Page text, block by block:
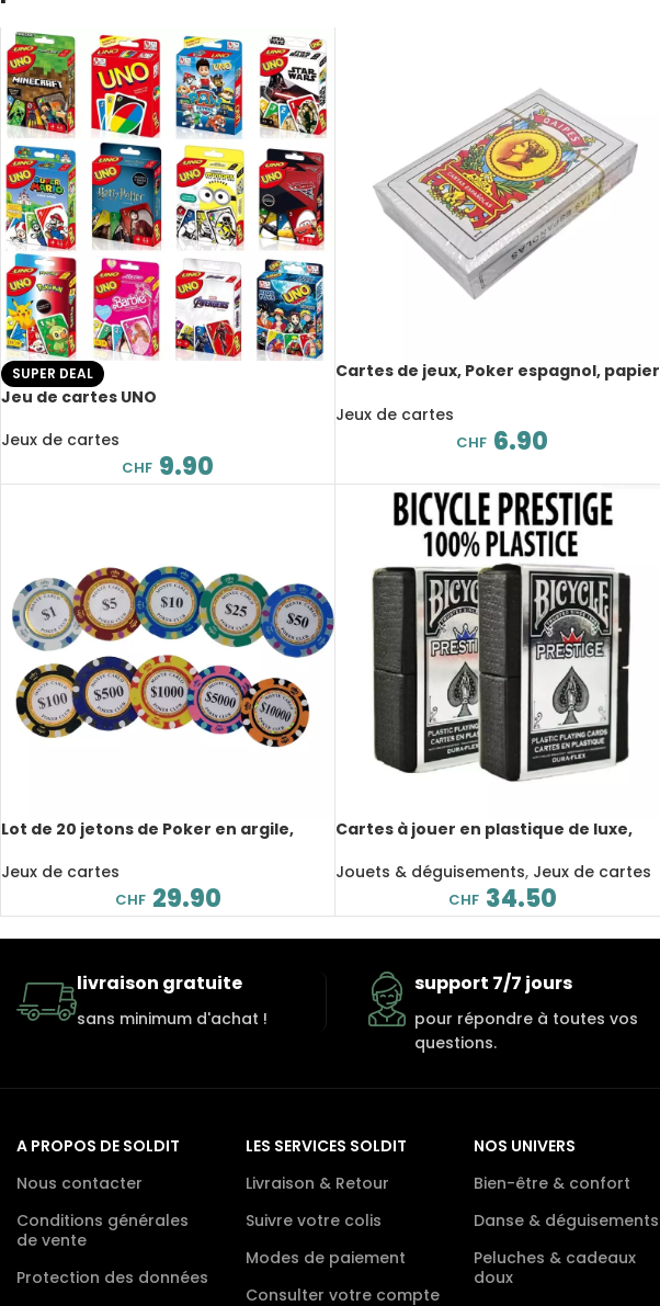
SUPER DEAL
Jeu de cartes UNO
Jeux de cartes
CHF 9.90
Cartes de jeux, Poker espagnol, papier
Jeux de cartes
CHF 6.90
Lot de 20 jetons de Poker en argile,
Jeux de cartes
CHF 29.90
Cartes à jouer en plastique de luxe,
Jouets & déguisements, Jeux de cartes
CHF 34.50
livraison gratuite
sans minimum d'achat !
support 7/7 jours
pour répondre à toutes vos
questions.
A PROPOS DE SOLDIT
Nous contacter
Conditions générales
de vente
Protection des données
LES SERVICES SOLDIT
Livraison & Retour
Suivre votre colis
Modes de paiement
Consulter votre compte
NOS UNIVERS
Bien-être & confort
Danse & déguisements
Peluches & cadeaux
doux